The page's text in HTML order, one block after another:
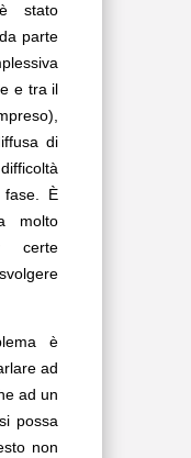
stato
parte
e tra il
di
fase. È
molto
certe
è
ad
ad un
possa
non